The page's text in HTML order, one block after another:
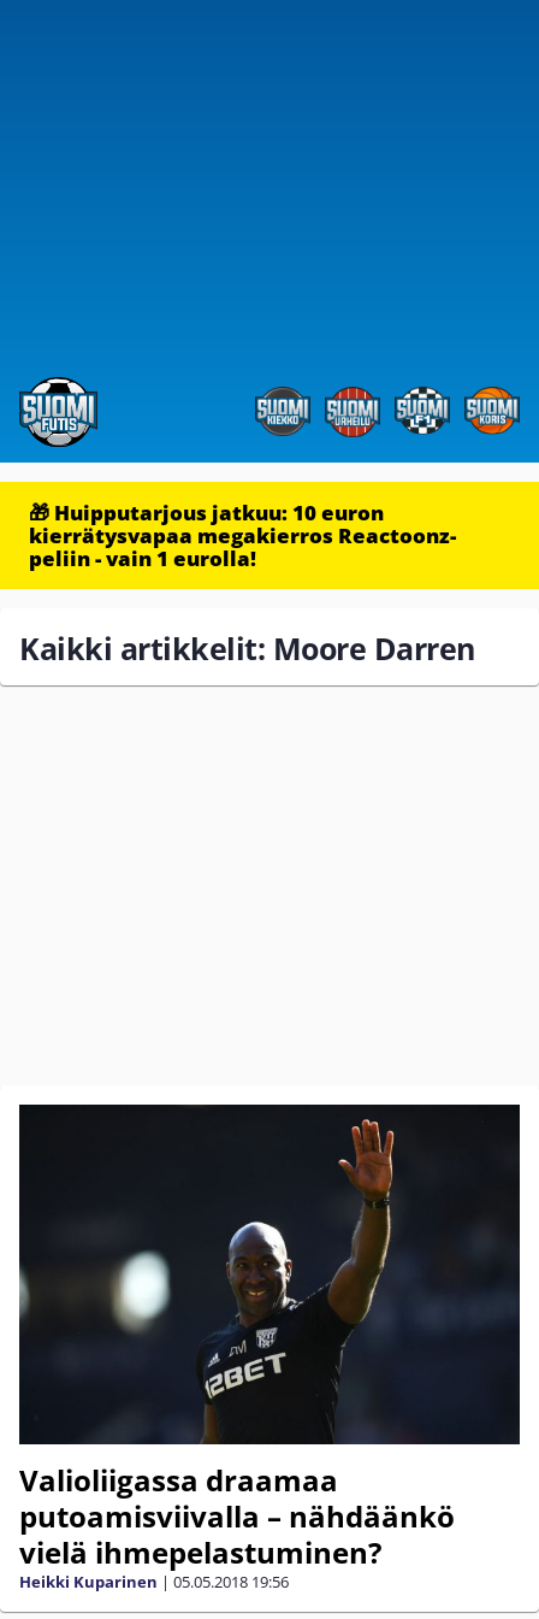
🎁 Huipputarjous jatkuu: 10 euron
kierrätysvapaa megakierros Reactoonz-
peliin - vain 1 eurolla!
Kaikki artikkelit: Moore Darren
Valioliigassa draamaa
putoamisviivalla – nähdäänkö
vielä ihmepelastuminen?
Heikki Kuparinen | 05.05.2018 19:56